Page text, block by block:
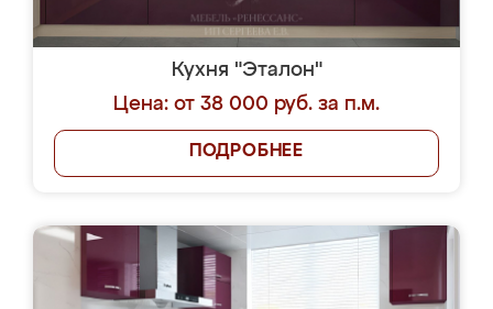
Кухня "Эталон"
Цена: от 38 000 руб. за п.м.
ПОДРОБНЕЕ